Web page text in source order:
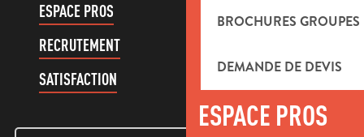
BROCHURES GROUPES
DEMANDE DE DEVIS
ESPACE PROS
ESPACE PROS
RECRUTEMENT
SATISFACTION